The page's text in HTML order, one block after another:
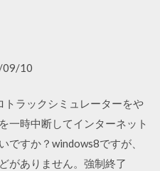
09/10
ラックシミュレーターをや
一時中断してインターネット
ですか？windows8ですが、
がありません。強制終了